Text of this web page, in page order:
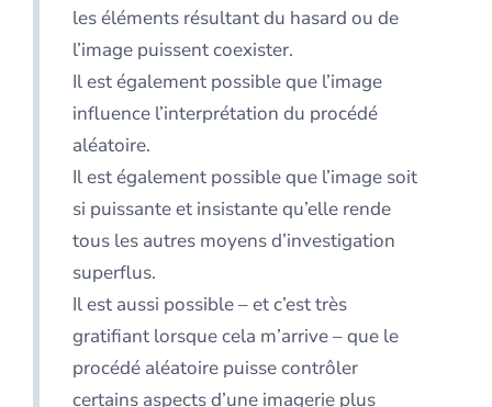
les éléments résultant du hasard ou de
l’image puissent coexister.
Il est également possible que l’image
influence l’interprétation du procédé
aléatoire.
Il est également possible que l’image soit
si puissante et insistante qu’elle rende
tous les autres moyens d’investigation
superflus.
Il est aussi possible – et c’est très
gratifiant lorsque cela m’arrive – que le
procédé aléatoire puisse contrôler
certains aspects d’une imagerie plus